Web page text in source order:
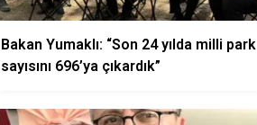
Bakan Yumaklı: “Son 24 yılda milli park
sayısını 696’ya çıkardık”